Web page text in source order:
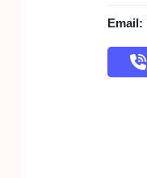
Email: